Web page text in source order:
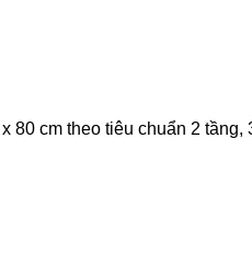
80 cm theo tiêu chuẩn 2 tầng,